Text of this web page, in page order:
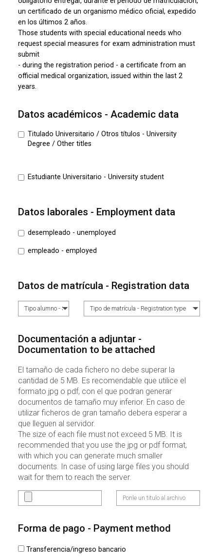
un certificado de un organismo médico oficial, expedido
en los últimos 2 años.
Those students with special educational needs who
request special measures for exam administration must
submit
- during the registration period - a certificate from an
official medical organization, issued within the last 2
years.
Datos académicos - Academic data
Titulado Universitario / Otros títulos - University
Degree / Other titles
Estudiante Universitario - University student
Datos laborales - Employment data
desempleado - unemployed
empleado - employed
Datos de matrícula - Registration data
Documentación a adjuntar -
Documentation to be attached
El tamaño de cada fichero no debe superar la
cantidad de 5 MB. Es recomendable que utilice el
formato jpg o pdf, con el que podran generar
documentos de tamaño muy inferior. En caso de
utilizar ficheros de gran tamaño debera esperar a
que lleguen al servidor.
The size of each file must not exceed 5 MB. It is
recommended that you use the jpg or pdf format,
with which you can generate much smaller
documents. In case of using large files you should
wait for them to reach the server.
Forma de pago - Payment method
Transferencia/ingreso bancario